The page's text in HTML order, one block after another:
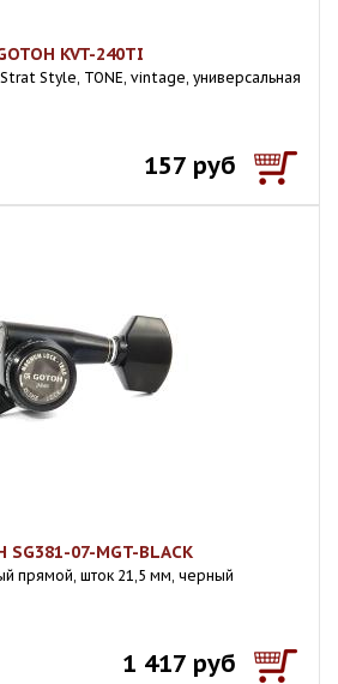
KVT-240TI
Style, TONE, vintage, универсальная
157 руб
SG381-07-MGT-BLACK
прямой, шток 21,5 мм, черный
1 417 руб